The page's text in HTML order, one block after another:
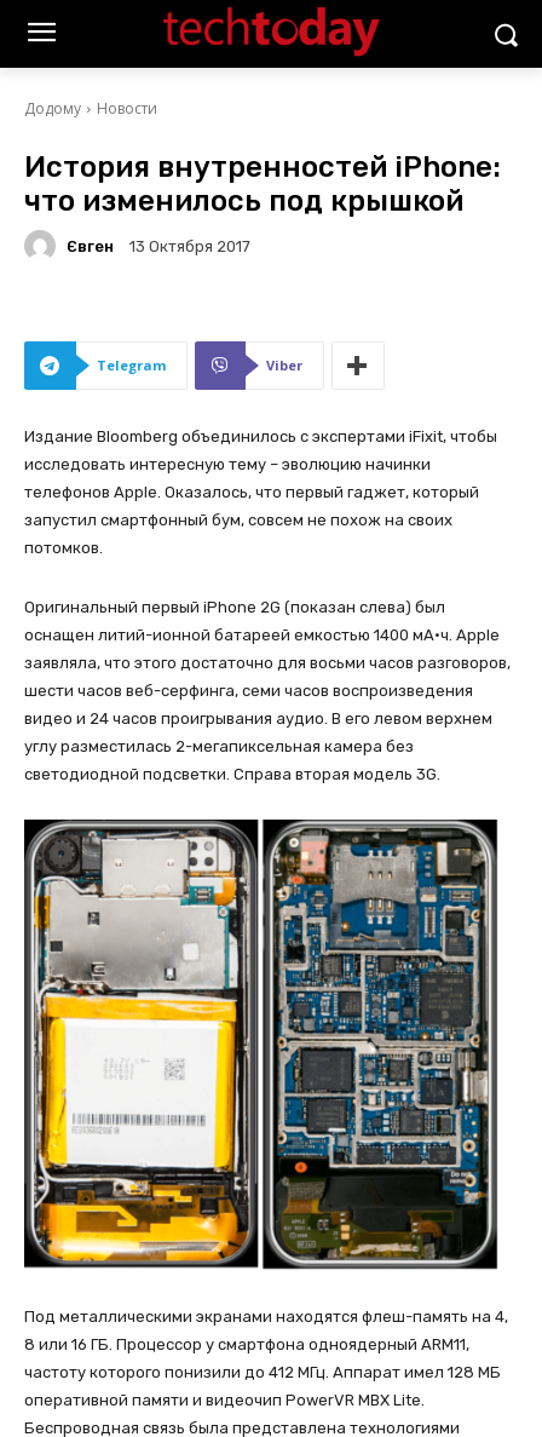
Додому Новости
История внутренностей iPhone:
что изменилось под крышкой
Євген 13 Октября 2017
Telegram Viber
Издание Bloomberg объединилось с экспертами iFixit, чтобы
исследовать интересную тему – эволюцию начинки
телефонов Apple. Оказалось, что первый гаджет, который
запустил смартфонный бум, совсем не похож на своих
потомков.
Оригинальный первый iPhone 2G (показан слева) был
оснащен литий-ионной батареей емкостью 1400 мА·ч. Apple
заявляла, что этого достаточно для восьми часов разговоров,
шести часов веб-серфинга, семи часов воспроизведения
видео и 24 часов проигрывания аудио. В его левом верхнем
углу разместилась 2-мегапиксельная камера без
светодиодной подсветки. Справа вторая модель 3G.
Под металлическими экранами находятся флеш-память на 4,
8 или 16 ГБ. Процессор у смартфона одноядерный ARM11,
частоту которого понизили до 412 МГц. Аппарат имел 128 МБ
оперативной памяти и видеочип PowerVR MBX Lite.
Беспроводная связь была представлена технологиями